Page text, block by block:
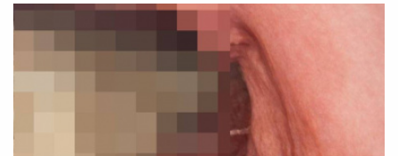
等，這得依賴醫師的專業判斷。主動脈剝離：多為突發劇烈
撕裂性胸痛，會合併有背痛，甚至是整個胸部及腹部都可能
疼痛，因為表現太多樣化，臨床上被稱為地雷性疾病，容易
引起糾紛。肺動脈栓塞的病患本身常有凝血功能問題或其他
危險因子，症狀為咳嗽、呼吸困難、尖銳性刺痛胸痛。心包
膜炎與心肌炎：多為病毒感染後，像是感冒一兩週後產生症
狀，強烈且尖銳性刺痛，人往前傾會稍微減緩。消化道：食
提起訴訟，原告的年齡從18歲到87歲不等。王姿允指出，
目前減肥藥物訴訟在美國多個州進行聯合訴訟，其中律師團
提出的傷害包括以下10種：1、胃腸道嚴重問題75%的人主
張出現胃麻痺（gastroparesis）的狀況，表現為嚴重延緩
胃排空，有人被診斷為嚴重或永久性胃麻痺或胃輕癱
（stomach paralysis or gastroparesis）。還有人腸阻塞或
腸梗塞，部分人需要接受手術，還有人結腸破裂。另有8%